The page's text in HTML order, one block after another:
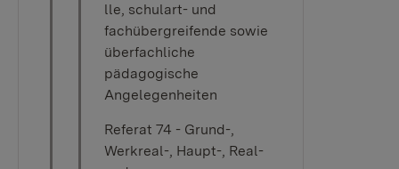
lle, schulart- und
fachübergreifende sowie
überfachliche
pädagogische
Angelegenheiten
Referat 74 - Grund-,
Werkreal-, Haupt-, Real-